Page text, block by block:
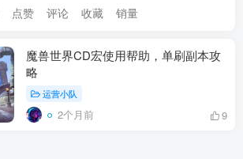
点赞 评论 收藏 销量
魔兽世界CD宏使用帮助，单刷副本攻
略
运营小队
2个月前 9